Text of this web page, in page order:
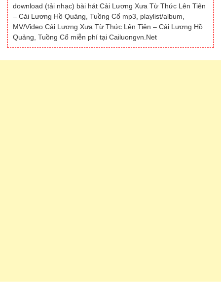
download (tải nhạc) bài hát Cải Lương Xưa Từ Thức Lên Tiên
– Cải Lương Hồ Quảng, Tuồng Cổ mp3, playlist/album,
MV/Video Cải Lương Xưa Từ Thức Lên Tiên – Cải Lương Hồ
Quảng, Tuồng Cổ miễn phí tại Cailuongvn.Net